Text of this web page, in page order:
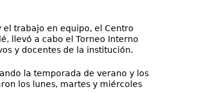
trabajo en equipo, el Centro
llevó a cabo el Torneo Interno
y docentes de la institución.
la temporada de verano y los
los lunes, martes y miércoles